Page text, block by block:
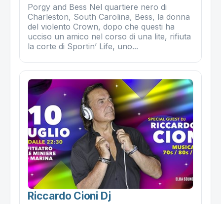
Porgy and Bess Nel quartiere nero di
Charleston, South Carolina, Bess, la donna
del violento Crown, dopo che questi ha
ucciso un amico nel corso di una lite, rifiuta
la corte di Sportin’ Life, uno...
Riccardo Cioni Dj